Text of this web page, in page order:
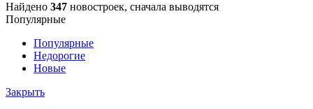
Найдено 347 новостроек, сначала выводятся
Популярные
Популярные
Недорогие
Новые
Закрыть